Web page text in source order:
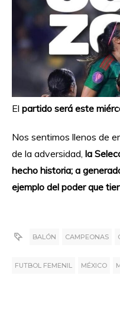
El partido será este
Nos sentimos llenos de
de la adversidad, la
hecho historia; a
ejemplo del poder que
BALÓN CAMPEONAS
FUTBOL FEMENIL MÉXICO